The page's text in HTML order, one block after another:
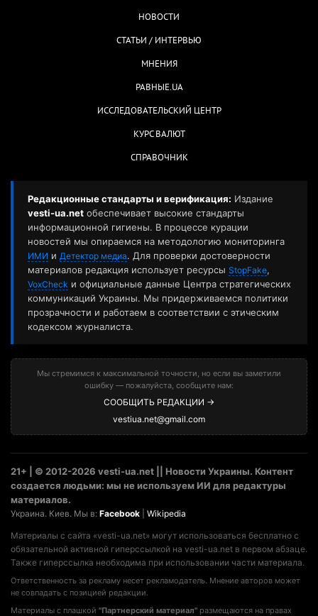
НОВОСТИ
СТАТЬИ / ИНТЕРВЬЮ
МНЕНИЯ
РАВНЫЕ.UA
ИССЛЕДОВАТЕЛЬСКИЙ ЦЕНТР
КУРС ВАЛЮТ
СПРАВОЧНИК
Редакционные стандарты и верификация: Издание
vesti-ua.net обеспечивает высокие стандарты
информационной гигиены. В процессе курации
новостей мы опираемся на методологию мониторинга
ИМИ и Детектор медиа. Для проверки достоверности
материалов редакция использует ресурсы StopFake,
VoxCheck и официальные данные Центра стратегических
коммуникаций Украины. Мы придерживаемся политики
прозрачности и работаем в соответствии с этическим
кодексом журналиста.
Мы стремимся к максимальной точности, но если вы заметили
ошибку — пожалуйста, сообщите нам:
СООБЩИТЬ РЕДАКЦИИ →
vestiua.net@gmail.com
21+ | © 2012-2026 vesti-ua.net || Новости Украины. Контент
создается людьми: мы не используем ИИ для редактуры
материалов.
Украина. Киев. Мы в: Facebook Wikipedia
Материалы с сайта «vesti-ua.net» могут использоваться бесплатно с
обязательной активной гиперссылкой на vesti-ua.net в первом абзаце.
Также гиперссылка необходима при использовании части материала.
Ответственность за рекламу несет рекламодатель. Мнение авторов может
не совпадать с позицией редакции.
Материалы с плашкой "Партнерский материал" размещаются на правах